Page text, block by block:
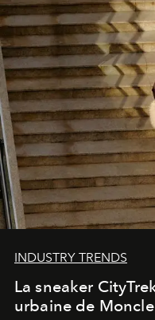
INDUSTRY TRENDS
La sneaker
urbaine de